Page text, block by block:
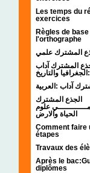
Les temps du
exercices
Règles de
l'orthographe
المشترك علمي
المشترك آداب
والتاريخ
آداب :العربية
الجذع المشترك
علوم
الحياة والارض
Comment faire
étapes
Travaux des
Après le
diplômes